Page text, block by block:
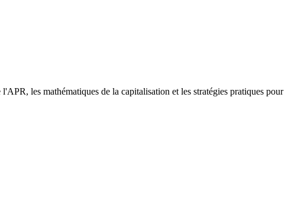
les mathématiques de la capitalisation et les stratégies pratiques pour